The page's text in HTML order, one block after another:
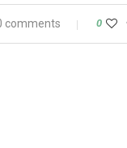
comments 0